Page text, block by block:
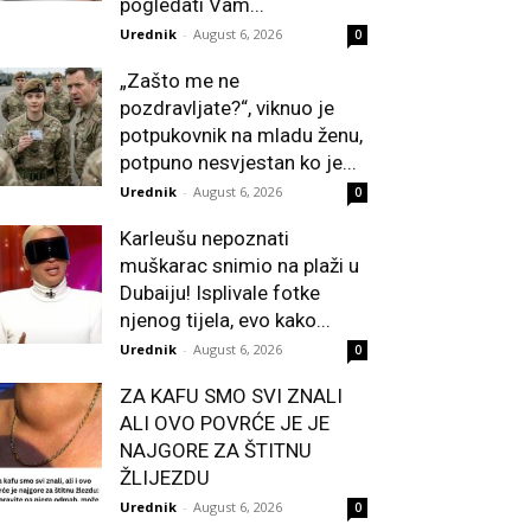
pogledati Vam...
Urednik - August 6, 2026 0
„Zašto me ne
pozdravljate?“, viknuo je
potpukovnik na mladu ženu,
potpuno nesvjestan ko je...
Urednik - August 6, 2026 0
Karleušu nepoznati
muškarac snimio na plaži u
Dubaiju! Isplivale fotke
njenog tijela, evo kako...
Urednik - August 6, 2026 0
ZA KAFU SMO SVI ZNALI
ALI OVO POVRĆE JE JE
NAJGORE ZA ŠTITNU
ŽLIJEZDU
Urednik - August 6, 2026 0